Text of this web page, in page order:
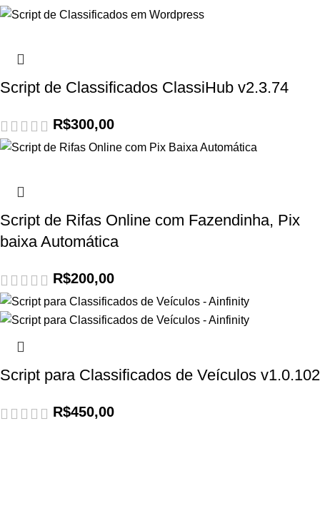
Script de Classificados ClassiHub v2.3.74
R$300,00
Script de Rifas Online com Fazendinha, Pix
baixa Automática
R$200,00
Script para Classificados de Veículos v1.0.102
R$450,00